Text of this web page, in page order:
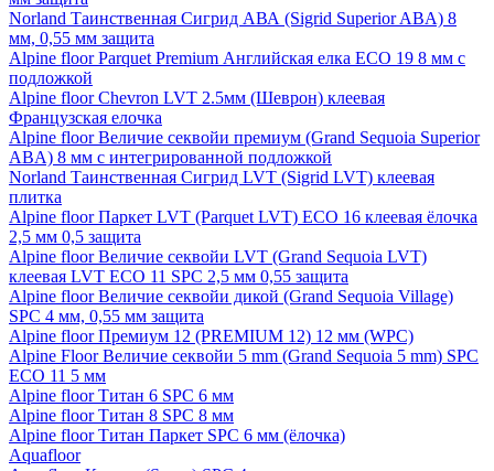
Norland Таинственная Сигрид АВА (Sigrid Superior ABA) 8
мм, 0,55 мм защита
Alpine floor Parquet Premium Английская елка ECO 19 8 мм с
подложкой
Alpine floor Chevron LVT 2.5мм (Шеврон) клеевая
Французская елочка
Alpine floor Величие секвойи премиум (Grand Sequoia Superior
ABA) 8 мм с интегрированной подложкой
Norland Таинственная Сигрид LVT (Sigrid LVT) клеевая
плитка
Alpine floor Паркет LVT (Parquet LVT) ECO 16 клеевая ёлочка
2,5 мм 0,5 защита
Alpine floor Величие секвойи LVT (Grand Sequoia LVT)
клеевая LVT ECO 11 SPC 2,5 мм 0,55 защита
Alpine floor Величие секвойи дикой (Grand Sequoia Village)
SPC 4 мм, 0,55 мм защита
Alpine floor Премиум 12 (PREMIUM 12) 12 мм (WPC)
Alpine Floor Величие секвойи 5 mm (Grand Sequoia 5 mm) SPC
ECO 11 5 мм
Alpine floor Титан 6 SPC 6 мм
Alpine floor Титан 8 SPC 8 мм
Alpine floor Титан Паркет SPC 6 мм (ёлочка)
Aquafloor